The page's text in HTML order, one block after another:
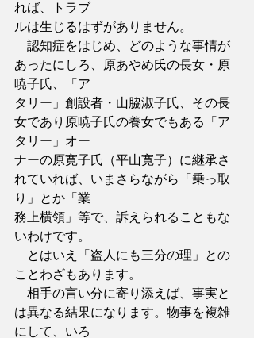
れば、トラブ
ルは生じるはずがありません。
認知症をはじめ、どのような事情が
あったにしろ、原あやめ氏の長女・原
暁子氏、「ア
タリー」創設者・山脇淑子氏、その長
女であり原暁子氏の養女でもある「ア
タリー」オー
ナーの原寛子氏（平山寛子）に継承さ
れていれば、いまさらながら「乗っ取
り」とか「業
務上横領」等で、訴えられることもな
いわけです。
とはいえ「盗人にも三分の理」との
ことわざもあります。
相手の言い分に寄り添えば、事実と
は異なる結果になります。物事を複雑
にして、いろ